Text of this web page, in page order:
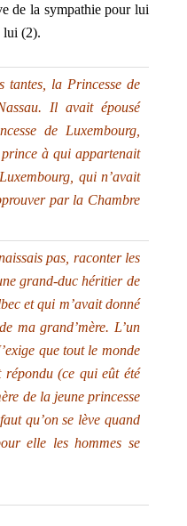
de la sympathie pour lui
lui (2).
tantes, la Princesse de
Il avait épousé
de Luxembourg,
à qui appartenait
qui n’avait
par la Chambre
pas, raconter les
grand-duc héritier de
et qui m’avait donné
de magrand’mère. L’un
que tout le monde
répondu (ce qui eût été
de la jeune princesse
qu’on se lève quand
elle les hommes se